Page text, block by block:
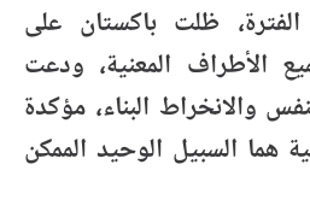
ظلت باكستان على
الأطراف المعنية، ودعت
والانخراط البناء، مؤكدة
هما السبيل الوحيد الممكن